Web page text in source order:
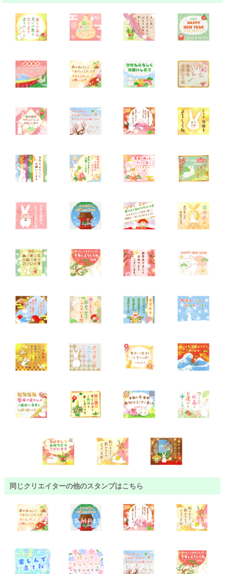
同じクリエイターの他のスタンプはこちら